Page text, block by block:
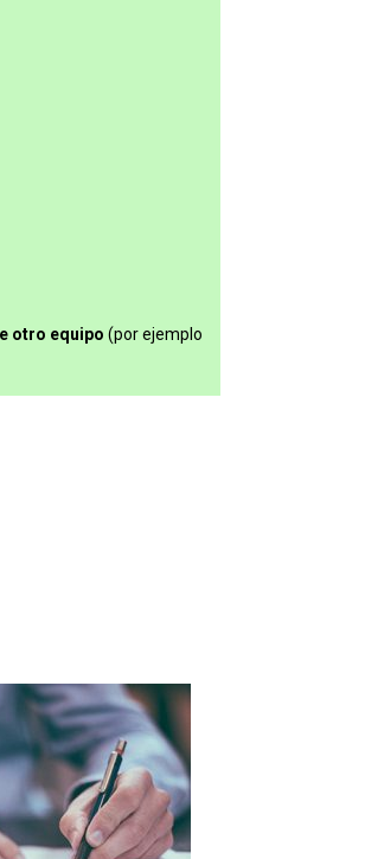
otro equipo (por ejemplo